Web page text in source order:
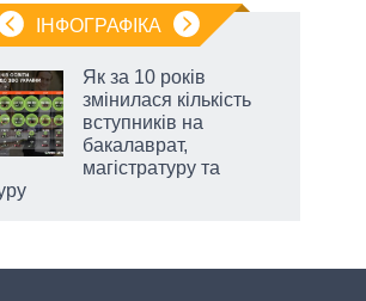
ІНФОГРАФІКА
Як за 10 років
змінилася кількість
вступників на
бакалаврат,
магістратуру та